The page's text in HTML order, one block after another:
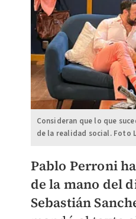
Consideran que lo que
de la realidad social. Foto
Pablo Perroni
de la mano del
Sebastián